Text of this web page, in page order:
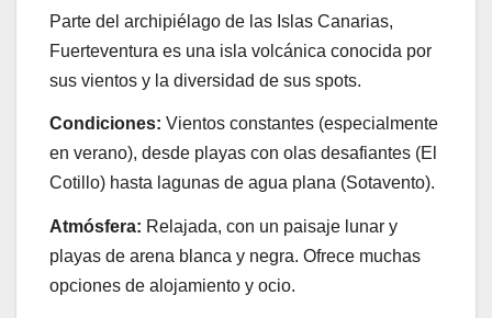
Parte del archipiélago de las Islas Canarias,
Fuerteventura es una isla volcánica conocida por
sus vientos y la diversidad de sus spots.
Condiciones: Vientos constantes (especialmente
en verano), desde playas con olas desafiantes (El
Cotillo) hasta lagunas de agua plana (Sotavento).
Atmósfera: Relajada, con un paisaje lunar y
playas de arena blanca y negra. Ofrece muchas
opciones de alojamiento y ocio.